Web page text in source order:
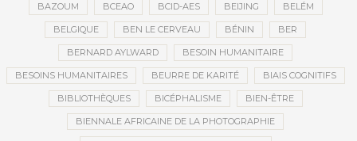
BAZOUM BCEAO BCID-AES BEIJING BELÉM
BELGIQUE BEN LE CERVEAU BÉNIN BER
BERNARD AYLWARD BESOIN HUMANITAIRE
BESOINS HUMANITAIRES BEURRE DE KARITÉ BIAIS COGNITIFS
BIBLIOTHÈQUES BICÉPHALISME BIEN-ÊTRE
BIENNALE AFRICAINE DE LA PHOTOGRAPHIE